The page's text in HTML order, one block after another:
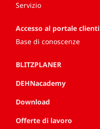
Servizio
Accesso al portale clienti
Base di conoscenze
BLITZPLANER
DEHNacademy
Download
Offerte di lavoro